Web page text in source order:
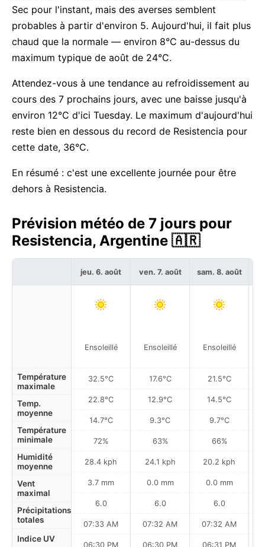
Sec pour l'instant, mais des averses semblent
probables à partir d'environ 5. Aujourd'hui, il fait plus
chaud que la normale — environ 8°C au-dessus du
maximum typique de août de 24°C.
Attendez-vous à une tendance au refroidissement au
cours des 7 prochains jours, avec une baisse jusqu'à
environ 12°C d'ici Tuesday. Le maximum d'aujourd'hui
reste bien en dessous du record de Resistencia pour
cette date, 36°C.
En résumé : c'est une excellente journée pour être
dehors à Resistencia.
Prévision météo de 7 jours pour
Resistencia, Argentine 🇦🇷
Température
maximale
Temp.
moyenne
Température
minimale
Humidité
moyenne
Vent
maximal
Précipitations
totales
Indice UV
jeu. 6. août
Ensoleillé
32.5°C
22.8°C
14.7°C
72%
28.4 kph
3.7 mm
6.0
07:33 AM
06:30 PM
ven. 7. août
Ensoleillé
17.6°C
12.9°C
9.3°C
63%
24.1 kph
0.0 mm
6.0
07:32 AM
06:30 PM
sam. 8. août
Ensoleillé
21.5°C
14.5°C
9.7°C
66%
20.2 kph
0.0 mm
6.0
07:32 AM
06:31 PM